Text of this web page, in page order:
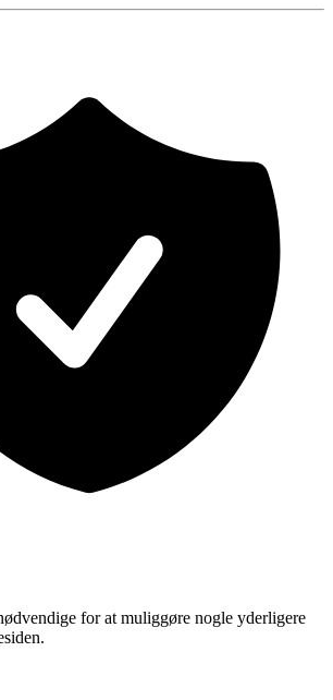
for at muliggøre nogle yderligere